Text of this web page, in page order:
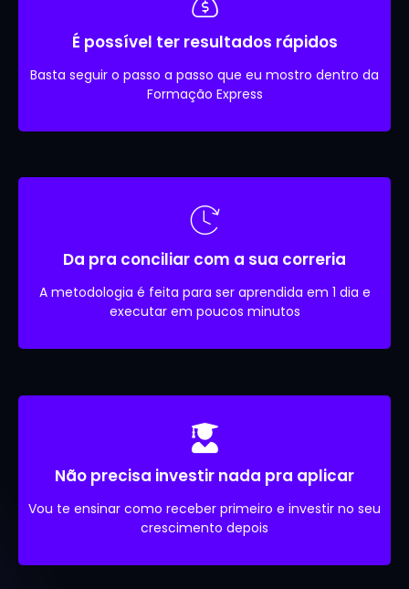
É possível ter resultados rápidos
Basta seguir o passo a passo que eu mostro dentro da
Formação Express
Da pra conciliar com a sua correria
A metodologia é feita para ser aprendida em 1 dia e
executar em poucos minutos
Não precisa investir nada pra aplicar
Vou te ensinar como receber primeiro e investir no seu
crescimento depois